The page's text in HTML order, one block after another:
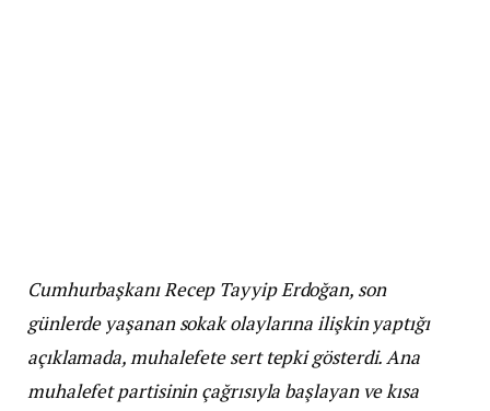
Cumhurbaşkanı Recep Tayyip Erdoğan, son
günlerde yaşanan sokak olaylarına ilişkin yaptığı
açıklamada, muhalefete sert tepki gösterdi. Ana
muhalefet partisinin çağrısıyla başlayan ve kısa